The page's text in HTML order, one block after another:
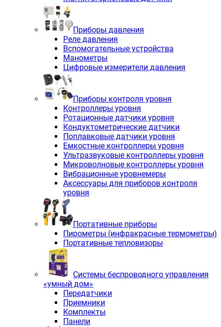
Приборы давления
Реле давления
Вспомогательные устройства
Манометры
Цифровые измерители давления
Приборы контроля уровня
Контроллеры уровня
Ротационные датчики уровня
Кондуктометрические датчики
Поплавковые датчики уровня
Емкостные контроллеры уровня
Ультразвуковые контроллеры уровня
Микроволновые контроллеры уровня
Вибрационные уровнемеры
Аксессуары для приборов контроля
уровня
Портативные приборы
Пирометры (инфракрасные термометры)
Портативные тепловизоры
Системы беспроводного управления
«умный дом»
Передатчики
Приемники
Комплекты
Панели